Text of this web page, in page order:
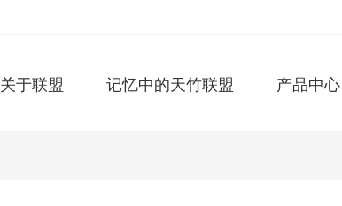
关于联盟 记忆中的天竹联盟 产品中心